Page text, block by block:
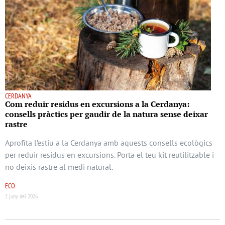
CERDANYA
Com reduir residus en excursions a la Cerdanya:
consells pràctics per gaudir de la natura sense deixar
rastre
Aprofita l’estiu a la Cerdanya amb aquests consells ecològics
per reduir residus en excursions. Porta el teu kit reutilitzable i
no deixis rastre al medi natural.
ECO
2 juny del 2026